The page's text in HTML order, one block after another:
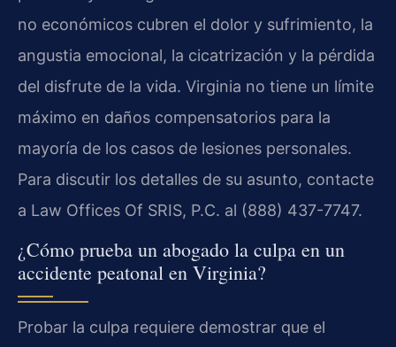
no económicos cubren el dolor y sufrimiento, la
angustia emocional, la cicatrización y la pérdida
del disfrute de la vida. Virginia no tiene un límite
máximo en daños compensatorios para la
mayoría de los casos de lesiones personales.
Para discutir los detalles de su asunto, contacte
a Law Offices Of SRIS, P.C. al (888) 437-7747.
¿Cómo prueba un abogado la culpa en un
accidente peatonal en Virginia?
Probar la culpa requiere demostrar que el